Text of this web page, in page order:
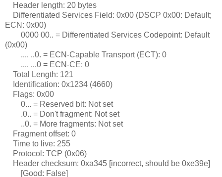
Header length: 20 bytes
Differentiated Services Field: 0x00 (DSCP 0x00: Default;
ECN: 0x00)
0000 00.. = Differentiated Services Codepoint: Default
(0x00)
.... ..0. = ECN-Capable Transport (ECT): 0
.... ...0 = ECN-CE: 0
Total Length: 121
Identification: 0x1234 (4660)
Flags: 0x00
0... = Reserved bit: Not set
.0.. = Don't fragment: Not set
..0. = More fragments: Not set
Fragment offset: 0
Time to live: 255
Protocol: TCP (0x06)
Header checksum: 0xa345 [incorrect, should be 0xe39e]
[Good: False]